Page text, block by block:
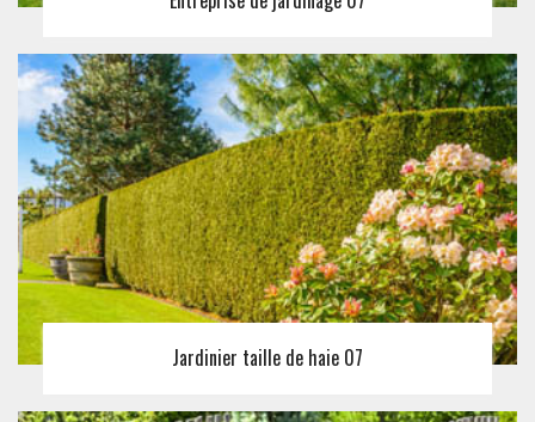
Jardinier taille de haie 07